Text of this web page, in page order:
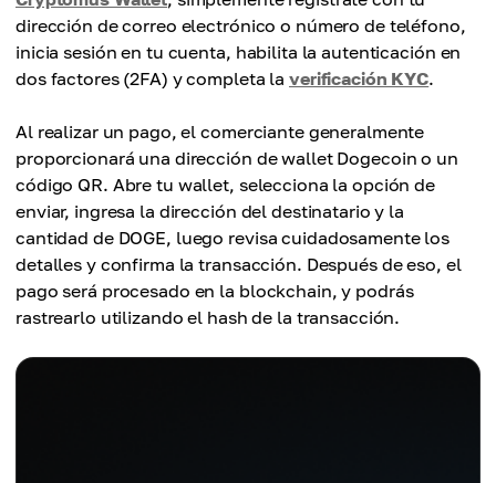
dirección de correo electrónico o número de teléfono,
inicia sesión en tu cuenta, habilita la autenticación en
dos factores (2FA) y completa laverificación KYC.
Al realizar un pago, el comerciante generalmente
proporcionará una dirección de wallet Dogecoin o un
código QR. Abre tu wallet, selecciona la opción de
enviar, ingresa la dirección del destinatario y la
cantidad de DOGE, luego revisa cuidadosamente los
detalles y confirma la transacción. Después de eso, el
pago será procesado en la blockchain, y podrás
rastrearlo utilizando el hash de la transacción.